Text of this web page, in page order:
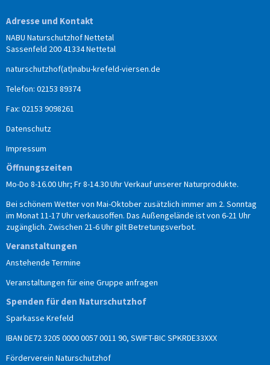
Adresse und Kontakt
NABU Naturschutzhof Nettetal
Sassenfeld 200 41334 Nettetal
naturschutzhof(at)nabu-krefeld-viersen.de
Telefon: 02153 89374
Fax: 02153 9098261
Datenschutz
Impressum
Öffnungszeiten
Mo-Do 8-16.00 Uhr; Fr 8-14.30 Uhr Verkauf unserer Naturprodukte.
Bei schönem Wetter von Mai-Oktober zusätzlich immer am 2. Sonntag
im Monat 11-17 Uhr verkausoffen. Das Außengelände ist von 6-21 Uhr
zugänglich. Zwischen 21-6 Uhr gilt Betretungsverbot.
Veranstaltungen
Anstehende Termine
Veranstaltungen für eine Gruppe anfragen
Spenden für den Naturschutzhof
Sparkasse Krefeld
IBAN DE72 3205 0000 0057 0011 90, SWIFT-BIC SPKRDE33XXX
Förderverein Naturschutzhof